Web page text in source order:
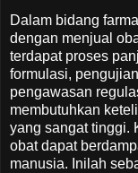
Dalam bidang
dengan menjual
terdapat proses
formulasi,
pengawasan
membutuhkan
yang sangat tinggi.
obat dapat
manusia. Inilah